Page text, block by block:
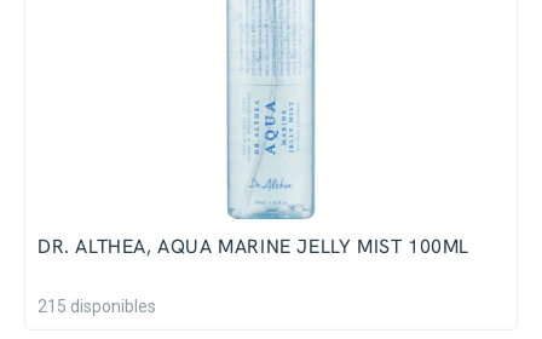
DR. ALTHEA, AQUA MARINE JELLY MIST 100ML
215 disponibles